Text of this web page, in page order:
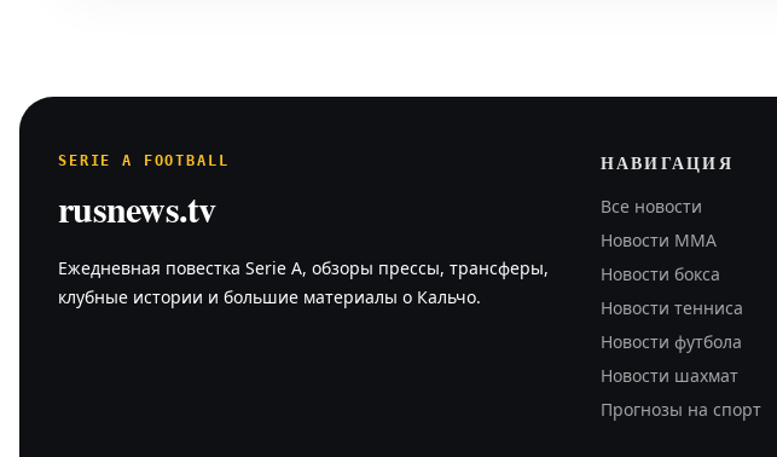
SERIE A FOOTBALL
rusnews.tv
Ежедневная повестка Serie A, обзоры прессы, трансферы,
клубные истории и большие материалы о Кальчо.
НАВИГАЦИЯ
Все новости
Новости MMA
Новости бокса
Новости тенниса
Новости футбола
Новости шахмат
Прогнозы на спорт